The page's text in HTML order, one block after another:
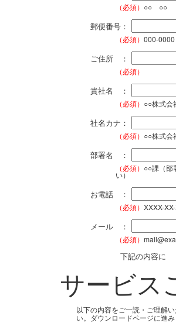
（必須） ○○ ○○
郵便番号：
（必須） 000-0000
ご住所 ：
（必須）
貴社名 ：
（必須） ○○株式会
社名カナ：
（必須） ○○株式会
部署名 ：
（必須） ○○課（部
い）
お電話 ：
（必須） XXXX-
メール ：
（必須）
下記の内容に
サービス
以下の内容をご一読・ご理解
い。ダウンロードページに進